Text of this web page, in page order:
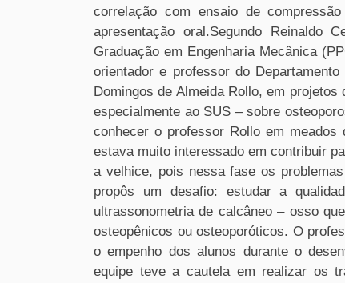
correlação com ensaio de
apresentação oral.Segundo Reinaldo
Graduação em Engenharia Mecânica
orientador e professor do
Domingos de Almeida Rollo, em
especialmente ao SUS ­– sobre
conhecer o professor Rollo em
estava muito interessado em contribuir
a velhice, pois nessa fase os
propôs um desafio: estudar a
ultrassonometria de calcâneo – osso
osteopênicos ou osteoporóticos. O
o empenho dos alunos durante o
equipe teve a cautela em realizar os